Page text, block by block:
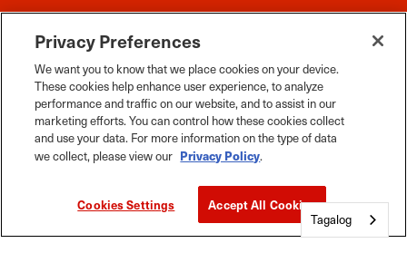
FacebookInstagramTwitter YouTubePinterestTiktok Whats App
2026 Paglalakbay sa Manitoba. Lahat ng Karapatan
ay Nakalaan
Tagalog
Privacy Preferences
We want you to know that we place cookies on your device.
These cookies help enhance user experience, to analyze
performance and traffic on our website, and to assist in our
marketing efforts. You can control how these cookies collect
and use your data. For more information on the type of data
we collect, please view our Privacy Policy.
Cookies Settings Accept All Cookies